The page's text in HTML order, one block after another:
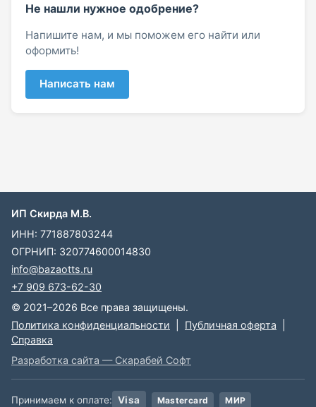
Не нашли нужное одобрение?
Напишите нам, и мы поможем его найти или
оформить!
Написать нам
ИП Скирда М.В.
ИНН: 771887803244
ОГРНИП: 320774600014830
info@bazaotts.ru
+7 909 673-62-30
© 2021–2026 Все права защищены.
Политика конфиденциальности
Публичная оферта
Справка
Разработка сайта — Скарабей Софт
Принимаем к оплате: Visa Mastercard МИР